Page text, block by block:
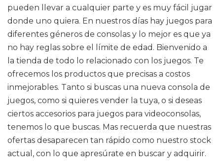
pueden llevar a cualquier parte y es muy fácil jugar
donde uno quiera. En nuestros días hay juegos para
diferentes géneros de consolas y lo mejor es que ya
no hay reglas sobre el límite de edad. Bienvenido a
la tienda de todo lo relacionado con los juegos. Te
ofrecemos los productos que precisas a costos
inmejorables. Tanto si buscas una nueva consola de
juegos, como si quieres vender la tuya, o si deseas
ciertos accesorios para juegos para videoconsolas,
tenemos lo que buscas. Mas recuerda que nuestras
ofertas desaparecen tan rápido como nuestro stock
actual, con lo que apresúrate en buscar y adquirir.